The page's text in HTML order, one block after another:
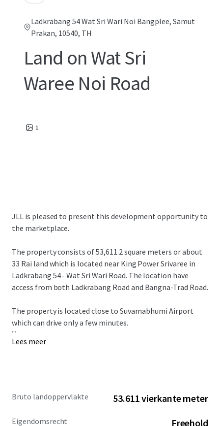
Ladkrabang 54 Wat Sri Wari Noi Bangplee, Samut
Prakan, 10540, TH
Land on Wat Sri
Waree Noi Road
1
JLL is pleased to present this development opportunity to
the marketplace.
The property consists of 53,611.2 square meters or about
33 Rai land which is located near King Power Srivaree in
Ladkrabang 54 - Wat Sri Wari Road. The location have
access from both Ladkrabang Road and Bangna-Trad Road.
The property is located close to Suvarnabhumi Airport
which can drive only a few minutes.
...
Lees meer
Bruto landoppervlakte 53.611 vierkante meter
Eigendomsrecht Freehold